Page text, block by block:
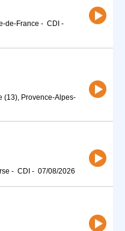
de-France - CDI -
(13), Provence-Alpes-
- CDI - 07/08/2026